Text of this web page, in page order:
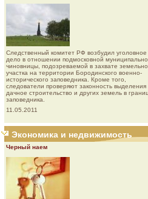
Следственный комитет РФ возбудил уголовное
дело в отношении подмосковной
чиновницы, подозреваемой в захвате
участка на территории Бородинского военно-
исторического заповедника. Кроме того,
следователи проверяют законность выделения
дачное строительство и других земель в
заповедника.
11.05.2011
Экономика и недвижимость
Черный наем